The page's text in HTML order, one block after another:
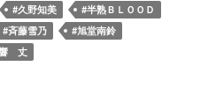
#久野知美
#半熟ＢＬＯＯＤ
#斉藤雪乃
#旭堂南鈴
丈